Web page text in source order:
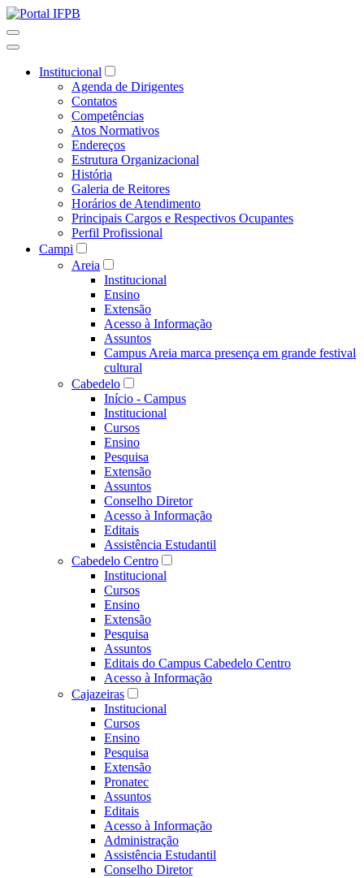
Institucional
Agenda de Dirigentes
Contatos
Competências
Atos Normativos
Endereços
Estrutura Organizacional
História
Galeria de Reitores
Horários de Atendimento
Principais Cargos e Respectivos Ocupantes
Perfil Profissional
Campi
Areia
Institucional
Ensino
Extensão
Acesso à Informação
Assuntos
Campus Areia marca presença em grande festival
cultural
Cabedelo
Início - Campus
Institucional
Cursos
Ensino
Pesquisa
Extensão
Assuntos
Conselho Diretor
Acesso à Informação
Editais
Assistência Estudantil
Cabedelo Centro
Institucional
Cursos
Ensino
Extensão
Pesquisa
Assuntos
Editais do Campus Cabedelo Centro
Acesso à Informação
Cajazeiras
Institucional
Cursos
Ensino
Pesquisa
Extensão
Pronatec
Assuntos
Editais
Acesso à Informação
Administração
Assistência Estudantil
Conselho Diretor